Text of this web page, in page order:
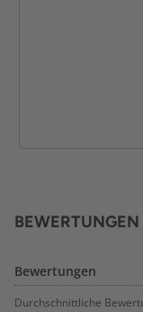
Bewertungen
Durchschnittliche